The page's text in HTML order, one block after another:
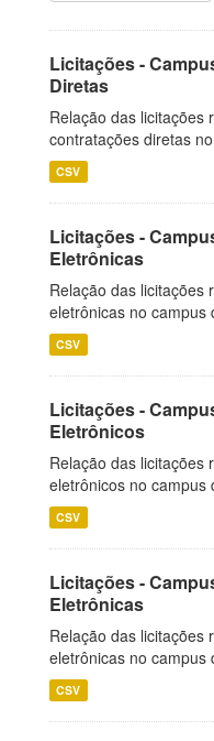
Licitações -
Diretas
Relação das licitações
contratações diretas
CSV
Licitações -
Eletrônicas
Relação das licitações
eletrônicas no campus
CSV
Licitações -
Eletrônicos
Relação das licitações
eletrônicos no campus
CSV
Licitações -
Eletrônicas
Relação das licitações
eletrônicas no campus
CSV